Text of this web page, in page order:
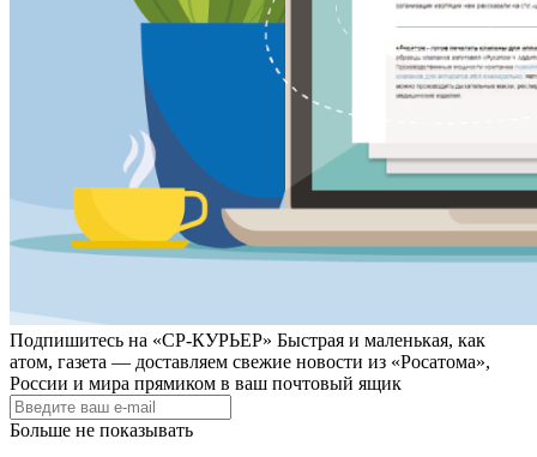
Подпишитесь на «СР-КУРЬЕР» Быстрая и маленькая, как
атом, газета — доставляем свежие новости из «Росатома»,
России и мира прямиком в ваш почтовый ящик
Больше не показывать